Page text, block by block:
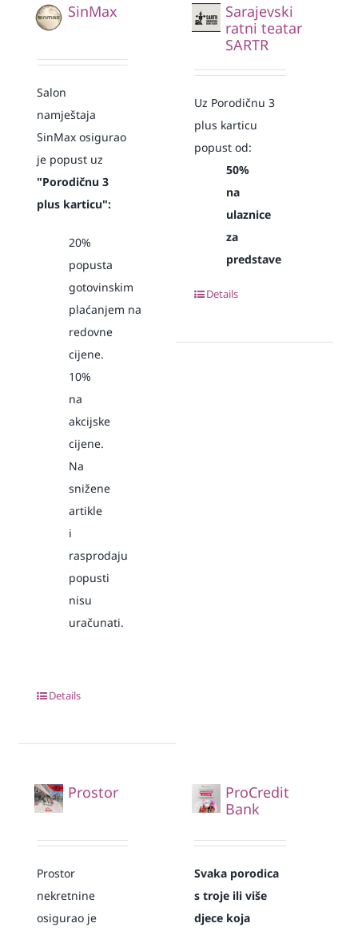
SinMax
Salon
namještaja
SinMax osigurao
je popustuz
"Porodičnu 3
plus karticu":
20%
popusta
gotovinskim
plaćanjem na
redovne
cijene.
10%
na
akcijske
cijene.
Na
snižene
artikle
i
rasprodaju
popusti
nisu
uračunati.
Details
Sarajevski
ratni teatar
SARTR
Uz Porodičnu 3
plus karticu
popust od:
50%
na
ulaznice
za
predstave
Details
Prostor
Prostor
nekretnine
osigurao je
ProCredit
Bank
Svaka porodica
s troje ili više
djece koja